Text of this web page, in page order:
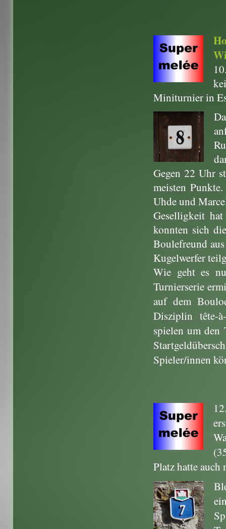
Miniturnier in
Gegen 22 Uhr
meisten
Uhde und
Geselligkeit
konnten sich
Boulefreund
Kugelwerfer
Wie geht es
Turnierserie
auf dem
Disziplin tête-
spielen um den
Spieler/innen
Platz hatte